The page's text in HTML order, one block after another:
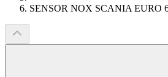
SENSOR NOX SCANIA EURO